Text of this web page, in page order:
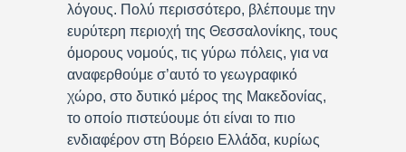
λόγους. Πολύ περισσότερο, βλέπουμε την
ευρύτερη περιοχή της Θεσσαλονίκης, τους
όμορους νομούς, τις γύρω πόλεις, για να
αναφερθούμε σ’αυτό το γεωγραφικό
χώρο, στο δυτικό μέρος της Μακεδονίας,
το οποίο πιστεύουμε ότι είναι το πιο
ενδιαφέρον στη Βόρειο Ελλάδα, κυρίως